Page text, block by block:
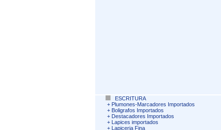
ESCRITURA
+ Plumones-Marcadores Importados
+ Boligrafos Importados
+ Destacadores Importados
+ Lapices importados
+ Lapiceria Fina